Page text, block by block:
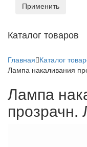
Применить
Каталог товаров
Главная Каталог
Лампа накаливания
Лампа